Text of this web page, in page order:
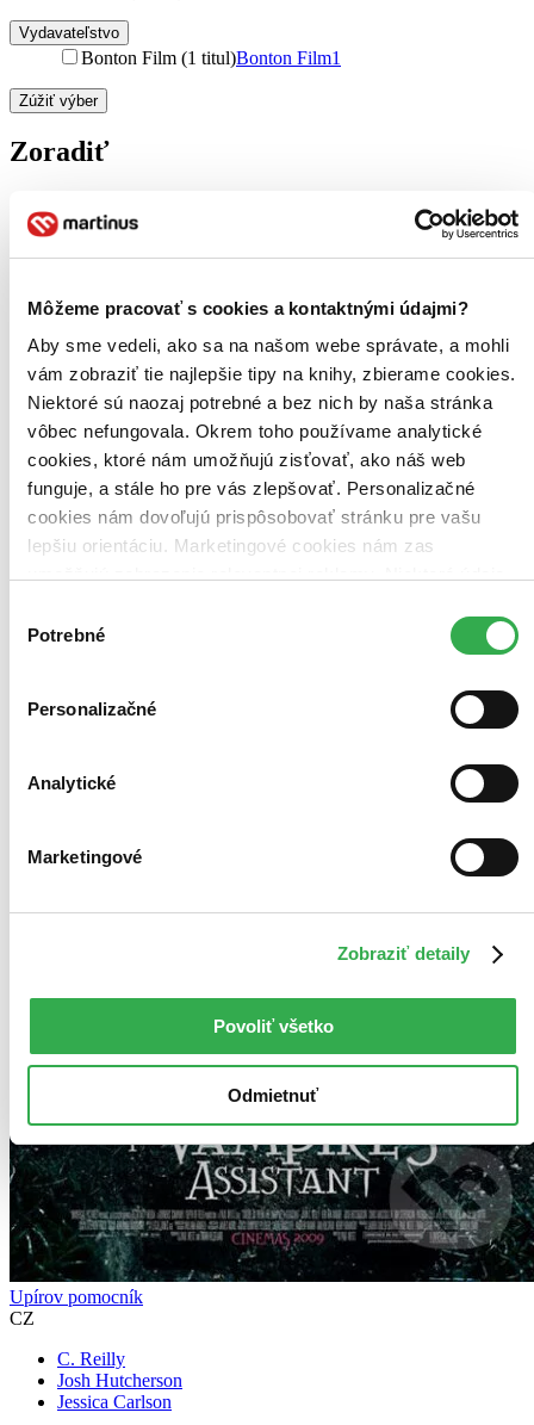
Môžeme pracovať s cookies a kontaktnými údajmi?
Aby sme vedeli, ako sa na našom webe správate, a mohli
vám zobraziť tie najlepšie tipy na knihy, zbierame cookies.
Niektoré sú naozaj potrebné a bez nich by naša stránka
vôbec nefungovala. Okrem toho používame analytické
cookies, ktoré nám umožňujú zisťovať, ako náš web
funguje, a stále ho pre vás zlepšovať. Personalizačné
cookies nám dovoľujú prispôsobovať stránku pre vašu
lepšiu orientáciu. Marketingové cookies nám zas
keby sme mohli používať všetky tieto cookies. Ďakujeme!
súhlasu
Potrebné
Personalizačné
Analytické
Marketingové
Zobraziť detaily
Povoliť všetko
Odmietnuť
Vydavateľstvo
Bonton Film (1 titul)Bonton Film1
Zúžiť výber
Zoradiť
Bestsellery
Novinky
Najlacnejšie
Najvyššia zľava
Použité filtre
Zrušiť filtre
V anglickom jazyku
Upírov pomocník
CZ
C. Reilly
Josh Hutcherson
Jessica Carlson